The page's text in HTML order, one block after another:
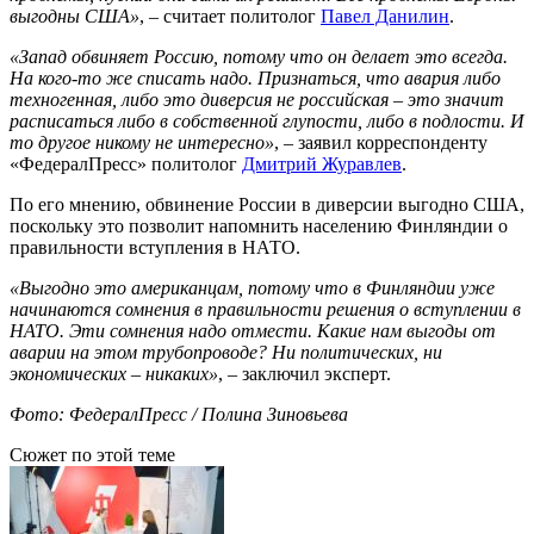
выгодны США», – считает политолог Павел Данилин.
«Запад обвиняет Россию, потому что он делает это всегда.
На кого-то же списать надо. Признаться, что авария либо
техногенная, либо это диверсия не российская – это значит
расписаться либо в собственной глупости, либо в подлости. И
то другое никому не интересно», – заявил корреспонденту
«ФедералПресс» политолог Дмитрий Журавлев.
По его мнению, обвинение России в диверсии выгодно США,
поскольку это позволит напомнить населению Финляндии о
правильности вступления в НАТО.
«Выгодно это американцам, потому что в Финляндии уже
начинаются сомнения в правильности решения о вступлении в
НАТО. Эти сомнения надо отмести. Какие нам выгоды от
аварии на этом трубопроводе? Ни политических, ни
экономических – никаких», – заключил эксперт.
Фото: ФедералПресс / Полина Зиновьева
Сюжет по этой теме